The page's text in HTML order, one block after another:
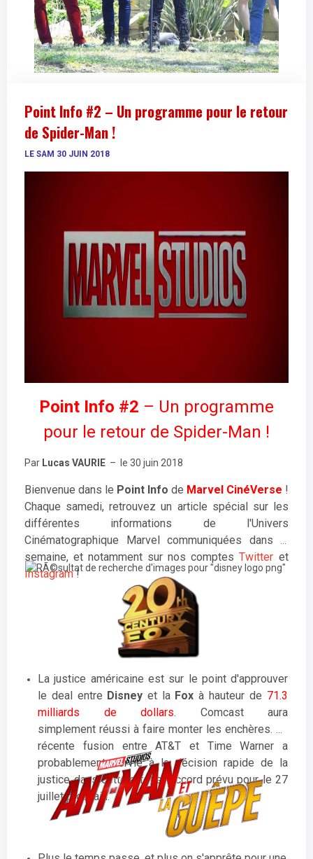
Point Info #2 – Un programme pour le retour
de Spider-Man !
LE SAM 30 JUIN 2018
Point Info #2 – Un programme
pour le retour de Spider-Man !
Par Lucas VAURIE – le 30 juin 2018
Bienvenue dans le Point Info de Marvel CinéVerse !
Chaque samedi, retrouvez un article spécial sur les
différentes informations de l'Univers
Cinématographique Marvel communiquées dans la
semaine, et notamment sur nos comptes Twitter et
Instagram!
La justice américaine est sur le point d'approuver
le deal entre Disney et la Fox à hauteur de 71.3
milliards de dollars. Comcast aura
simplement réussi à faire monter les enchères. La
récente fusion entre AT&T et Time Warner a
probablement servie à la décision rapide de la
justice dans cette affaire. Accord prévu pour le 27
juillet prochain.